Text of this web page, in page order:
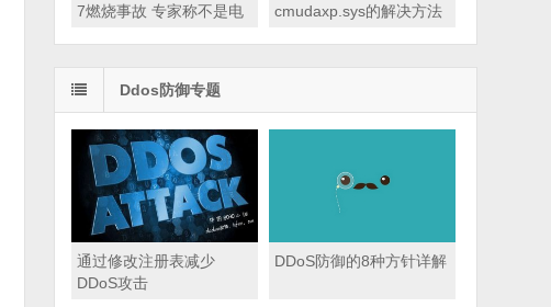
7燃烧事故 专家称不是电
cmudaxp.sys的解决方法
Ddos防御专题
通过修改注册表减少
DDoS攻击
DDoS防御的8种方针详解